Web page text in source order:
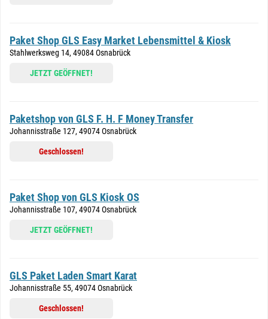
Paket Shop GLS Easy Market Lebensmittel & Kiosk
Stahlwerksweg 14, 49084 Osnabrück
JETZT GEÖFFNET!
Paketshop von GLS F. H. F Money Transfer
Johannisstraße 127, 49074 Osnabrück
Geschlossen!
Paket Shop von GLS Kiosk OS
Johannisstraße 107, 49074 Osnabrück
JETZT GEÖFFNET!
GLS Paket Laden Smart Karat
Johannisstraße 55, 49074 Osnabrück
Geschlossen!